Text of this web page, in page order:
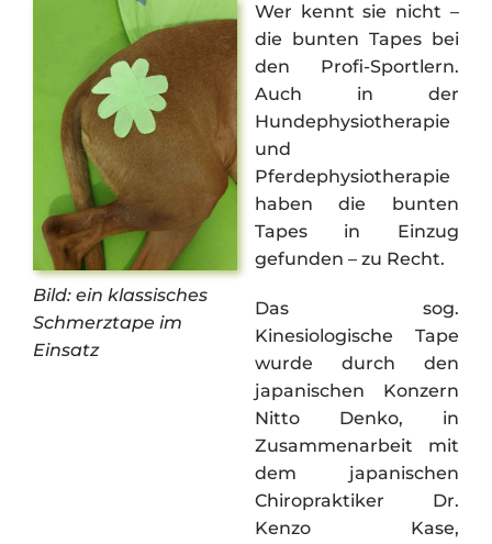
Bild: ein klassisches
Schmerztape im
Einsatz
Wer kennt sie nicht –
die bunten Tapes bei
den Profi-Sportlern.
Auch in der
Hundephysiotherapie
und
Pferdephysiotherapie
haben die bunten
Tapes in Einzug
gefunden – zu Recht.
Das sog.
Kinesiologische Tape
wurde durch den
japanischen Konzern
Nitto Denko, in
Zusammenarbeit mit
dem japanischen
Chiropraktiker Dr.
Kenzo Kase,